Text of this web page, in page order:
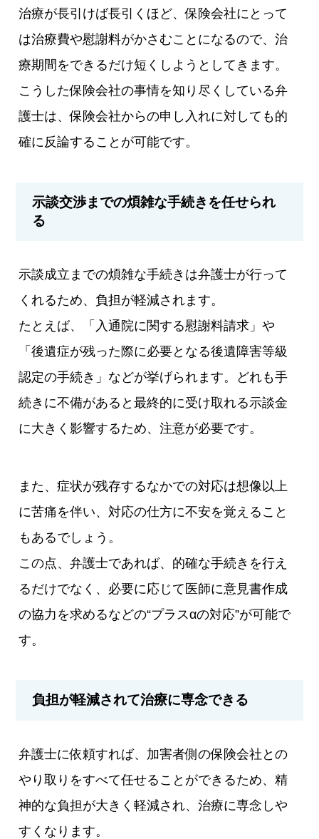
治療が長引けば長引くほど、保険会社にとって
は治療費や慰謝料がかさむことになるので、治
療期間をできるだけ短くしようとしてきます。
こうした保険会社の事情を知り尽くしている弁
護士は、保険会社からの申し入れに対しても的
確に反論することが可能です。
示談交渉までの煩雑な手続きを任せられ
る
示談成立までの煩雑な手続きは弁護士が行って
くれるため、負担が軽減されます。
たとえば、「入通院に関する慰謝料請求」や
「後遺症が残った際に必要となる後遺障害等級
認定の手続き」などが挙げられます。どれも手
続きに不備があると最終的に受け取れる示談金
に大きく影響するため、注意が必要です。
また、症状が残存するなかでの対応は想像以上
に苦痛を伴い、対応の仕方に不安を覚えること
もあるでしょう。
この点、弁護士であれば、的確な手続きを行え
るだけでなく、必要に応じて医師に意見書作成
の協力を求めるなどの“プラスαの対応”が可能で
す。
負担が軽減されて治療に専念できる
弁護士に依頼すれば、加害者側の保険会社との
やり取りをすべて任せることができるため、精
神的な負担が大きく軽減され、治療に専念しや
すくなります。